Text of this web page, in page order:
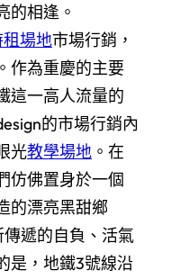
的相逢。
租場地市場行銷，
作為重慶的主要
這一高人流量的
的市場行銷內
光教學場地 。在
仿佛置身於一個
的漂亮黑甜鄉
遞的自負、活氣
是，地鐵3號線沿